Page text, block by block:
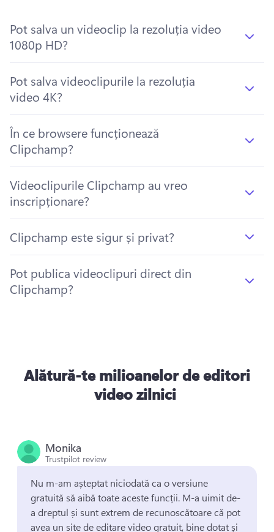
Pot salva un videoclip la rezoluția video
1080p HD?
Pot salva videoclipurile la rezoluția
video 4K?
În ce browsere funcționează
Clipchamp?
Videoclipurile Clipchamp au vreo
inscripționare?
Clipchamp este sigur și privat?
Pot publica videoclipuri direct din
Clipchamp?
Alătură-te milioanelor de editori
video zilnici
Monika
Trustpilot review
Nu m-am așteptat niciodată ca o versiune
gratuită să aibă toate aceste funcții. M-a uimit de-
a dreptul și sunt extrem de recunoscătoare că pot
avea un site de editare video gratuit, bine dotat și